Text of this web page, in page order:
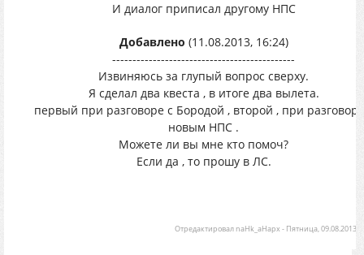
И диалог приписал другому НПС
Добавлено (11.08.2013, 16:24)
---------------------------------------------
Извиняюсь за глупый вопрос сверху.
Я сделал два квеста , в итоге два вылета.
первый при разговоре с Бородой , второй , при
новым НПС .
Можете ли вы мне кто помоч?
Если да , то прошу в ЛС.
Отредактировал naHk_aHapx - Пятница, 09.08.2013,